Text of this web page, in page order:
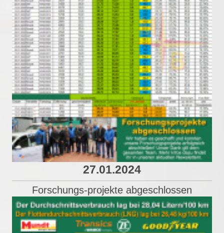
27.01.2024
Forschungs-projekte abgeschlossen